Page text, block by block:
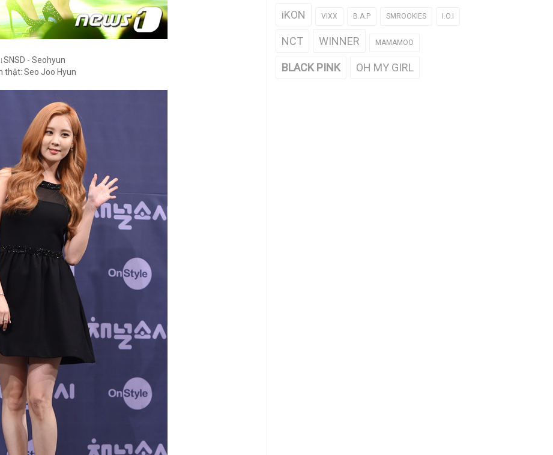
↓SNSD - Seohyun
thật: Seo Joo Hyun
iKON VIXX B.A.P SMROOKIES I.O.I
NCT WINNER MAMAMOO
BLACK PINK OH MY GIRL